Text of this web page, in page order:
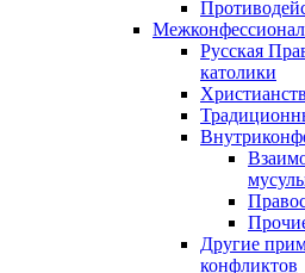
Русская
католики
Другие
конфликтов